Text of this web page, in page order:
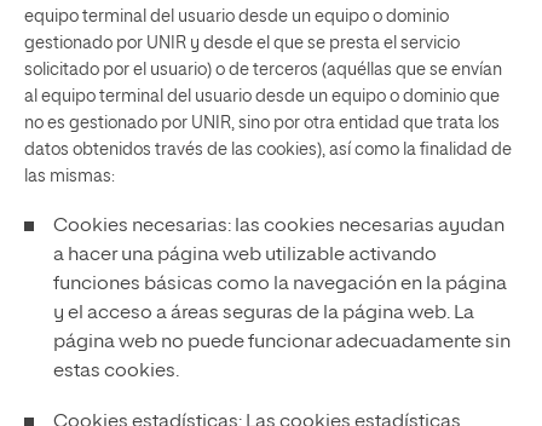
equipo terminal del usuario desde un equipo o dominio
gestionado por UNIR y desde el que se presta el servicio
solicitado por el usuario) o de terceros (aquéllas que se envían
al equipo terminal del usuario desde un equipo o dominio que
no es gestionado por UNIR, sino por otra entidad que trata los
datos obtenidos través de las cookies), así como la finalidad de
las mismas:
Cookies necesarias: las cookies necesarias ayudan
a hacer una página web utilizable activando
funciones básicas como la navegación en la página
y el acceso a áreas seguras de la página web. La
página web no puede funcionar adecuadamente sin
estas cookies.